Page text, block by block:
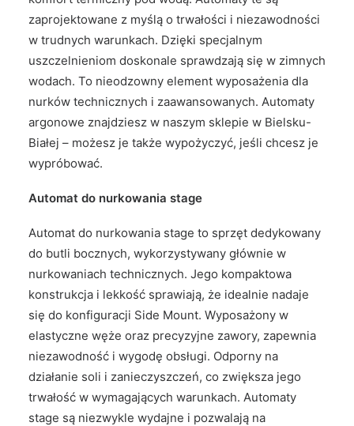
zaprojektowane z myślą o trwałości i niezawodności
w trudnych warunkach. Dzięki specjalnym
uszczelnieniom doskonale sprawdzają się w zimnych
wodach. To nieodzowny element wyposażenia dla
nurków technicznych i zaawansowanych. Automaty
argonowe znajdziesz w naszym sklepie w Bielsku-
Białej – możesz je także wypożyczyć, jeśli chcesz je
wypróbować.
Automat do nurkowania stage
Automat do nurkowania stage to sprzęt dedykowany
do butli bocznych, wykorzystywany głównie w
nurkowaniach technicznych. Jego kompaktowa
konstrukcja i lekkość sprawiają, że idealnie nadaje
się do konfiguracji Side Mount. Wyposażony w
elastyczne węże oraz precyzyjne zawory, zapewnia
niezawodność i wygodę obsługi. Odporny na
działanie soli i zanieczyszczeń, co zwiększa jego
trwałość w wymagających warunkach. Automaty
stage są niezwykle wydajne i pozwalają na